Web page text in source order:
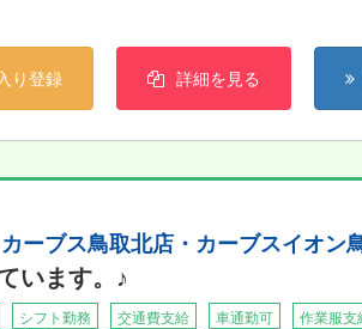
イベートも大事にしたい。カーブスなら両
鳥取店」を運営するのは、株式会社マイル
成したいと考えています。
地域の方々がもっと元気になれる、そんな
り登録 詳細を見る
ーブス鳥取北店・カーブスイオン
います。♪
シフト勤務 交通費支給 車通勤可 作業服支